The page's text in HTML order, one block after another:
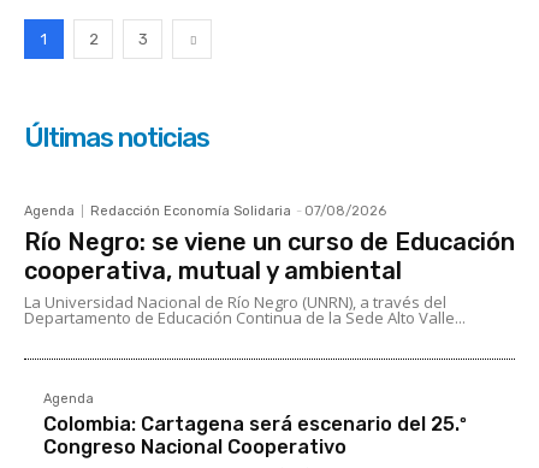
1 2 3
Últimas noticias
Agenda Redacción Economía Solidaria - 07/08/2026
Río Negro: se viene un curso de Educación
cooperativa, mutual y ambiental
La Universidad Nacional de Río Negro (UNRN), a través del
Departamento de Educación Continua de la Sede Alto Valle...
Agenda
Colombia: Cartagena será escenario del 25.º
Congreso Nacional Cooperativo